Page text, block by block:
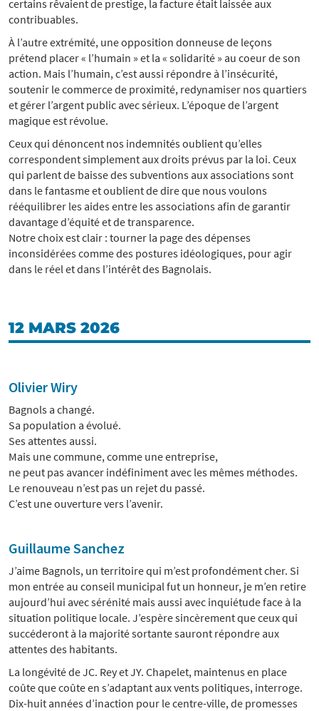
certains rêvaient de prestige, la facture était laissée aux
contribuables.
À l’autre extrémité, une opposition donneuse de leçons
prétend placer « l’humain » et la « solidarité » au coeur de son
action. Mais l’humain, c’est aussi répondre à l’insécurité,
soutenir le commerce de proximité, redynamiser nos quartiers
et gérer l’argent public avec sérieux. L’époque de l’argent
magique est révolue.
Ceux qui dénoncent nos indemnités oublient qu’elles
correspondent simplement aux droits prévus par la loi. Ceux
qui parlent de baisse des subventions aux associations sont
dans le fantasme et oublient de dire que nous voulons
rééquilibrer les aides entre les associations afin de garantir
davantage d’équité et de transparence.
Notre choix est clair : tourner la page des dépenses
inconsidérées comme des postures idéologiques, pour agir
dans le réel et dans l’intérêt des Bagnolais.
12 MARS 2026
Olivier Wiry
Bagnols a changé.
Sa population a évolué.
Ses attentes aussi.
Mais une commune, comme une entreprise,
ne peut pas avancer indéfiniment avec les mêmes méthodes.
Le renouveau n’est pas un rejet du passé.
C’est une ouverture vers l’avenir.
Guillaume Sanchez
J’aime Bagnols, un territoire qui m’est profondément cher. Si
mon entrée au conseil municipal fut un honneur, je m’en retire
aujourd’hui avec sérénité mais aussi avec inquiétude face à la
situation politique locale. J’espère sincèrement que ceux qui
succéderont à la majorité sortante sauront répondre aux
attentes des habitants.
La longévité de JC. Rey et JY. Chapelet, maintenus en place
coûte que coûte en s’adaptant aux vents politiques, interroge.
Dix-huit années d’inaction pour le centre-ville, de promesses